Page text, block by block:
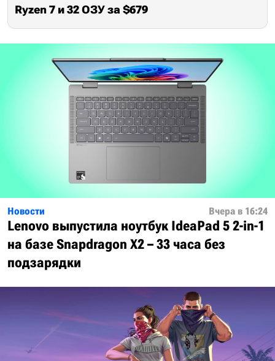
Ryzen 7 и 32 ОЗУ за $679
Новости Вчера в 16:24
Lenovo выпустила ноутбук IdeaPad 5 2-in-1
на базе Snapdragon X2 – 33 часа без
подзарядки